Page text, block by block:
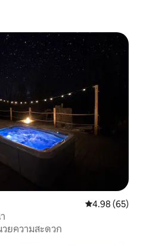
คะแนนเฉลี่ย
4.98 (65)
วยความสะดวก